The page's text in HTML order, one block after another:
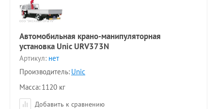
Автомобильная крано-манипуляторная
установка Unic URV373N
Артикул: нет
Производитель: Unic
Масса 1120 кг
Добавить к сравнению